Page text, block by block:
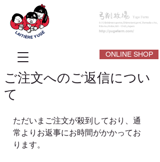
ONLINE SHOP
ご注文へのご返信につい
て
ただいまご注文が殺到しており、通
常よりお返事にお時間がかかってお
ります。